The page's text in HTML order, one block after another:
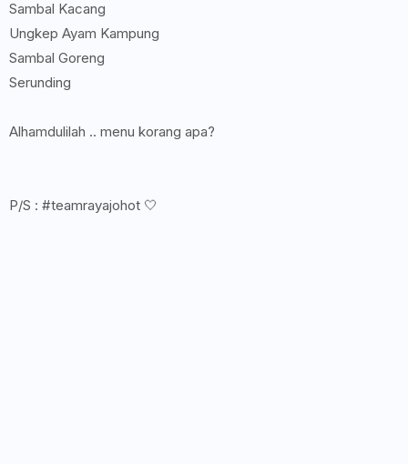
Sambal Kacang
Ungkep Ayam Kampung
Sambal Goreng
Serunding
Alhamdulilah .. menu korang apa?
P/S : #teamrayajohot 🤍